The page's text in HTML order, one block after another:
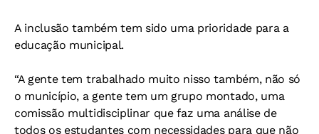
A inclusão também tem sido uma prioridade para a
educação municipal.
“A gente tem trabalhado muito nisso também, não só
o município, a gente tem um grupo montado, uma
comissão multidisciplinar que faz uma análise de
todos os estudantes com necessidades para que não